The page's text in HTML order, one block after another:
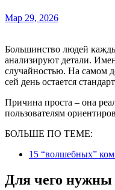
Мар 29, 2026
Большинство людей
анализируют детали.
случайностью. На самом
сей день остается
Причина проста – она
пользователям
БОЛЬШЕ ПО ТЕМЕ:
15 “волшебных”
Для чего нужны